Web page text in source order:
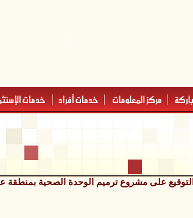
على مشروع ترميم الوحدة الصحية